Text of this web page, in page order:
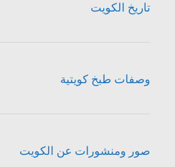
تاريخ الكويت
وصفات طبخ كويتية
صور ومنشورات عن الكويت